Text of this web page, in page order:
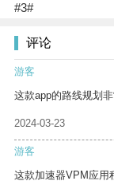
#3#
评论
游客
这款app的路线规划
2024-03-23
游客
这款加速器VPM应用